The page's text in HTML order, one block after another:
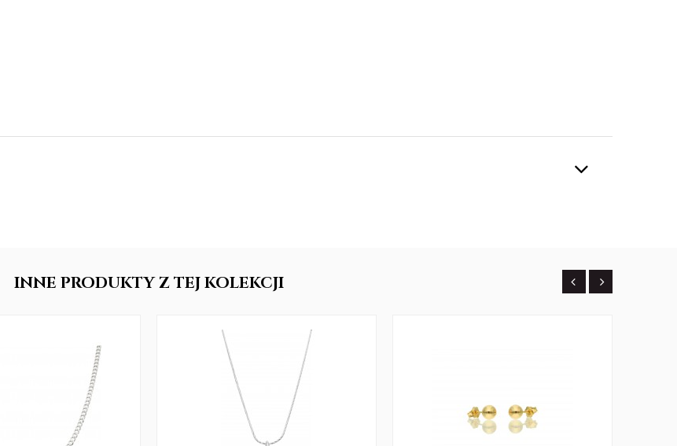
INNE PRODUKTYZ TEJ KOLEKCJI